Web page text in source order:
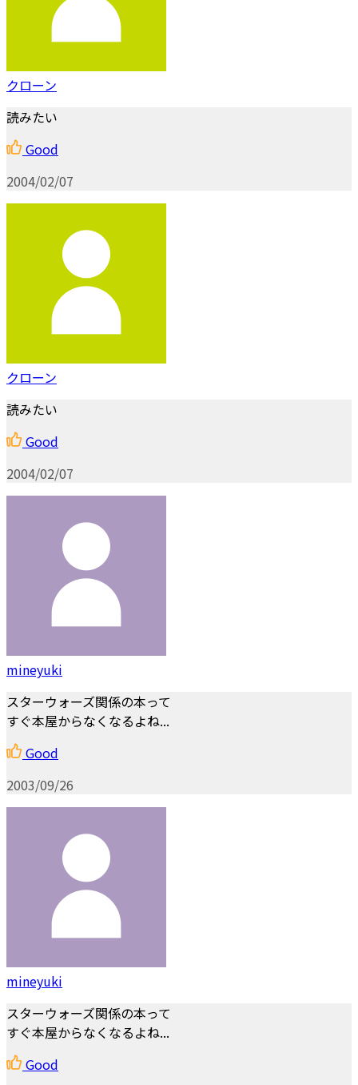
クローン
読みたい
Good
2004/02/07
クローン
読みたい
Good
2004/02/07
mineyuki
スターウォーズ関係の本って
すぐ本屋からなくなるよね...
Good
2003/09/26
mineyuki
スターウォーズ関係の本って
すぐ本屋からなくなるよね...
Good